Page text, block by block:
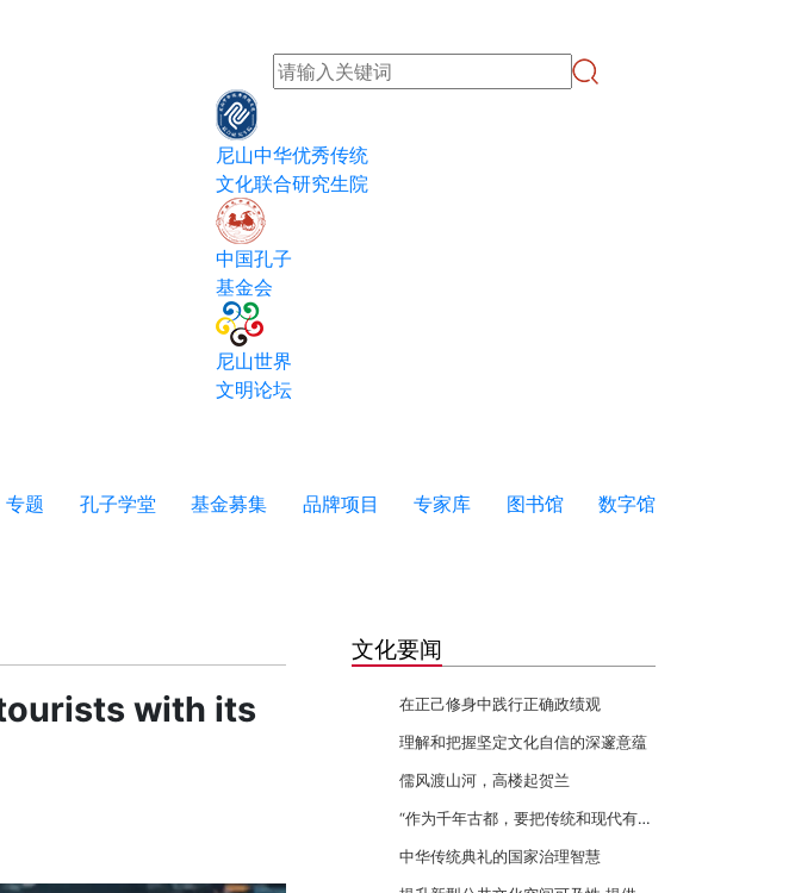
尼山中华优秀传统
文化联合研究生院
中国孔子
基金会
尼山世界
文明论坛
专题 孔子学堂 基金募集 品牌项目 专家库 图书馆 数字馆
with its
文化要闻
在正己修身中践行正确政绩观
理解和把握坚定文化自信的深邃意蕴
儒风渡山河，高楼起贺兰
“作为千年古都，要把传统和现代有机融合在一起”
中华传统典礼的国家治理智慧